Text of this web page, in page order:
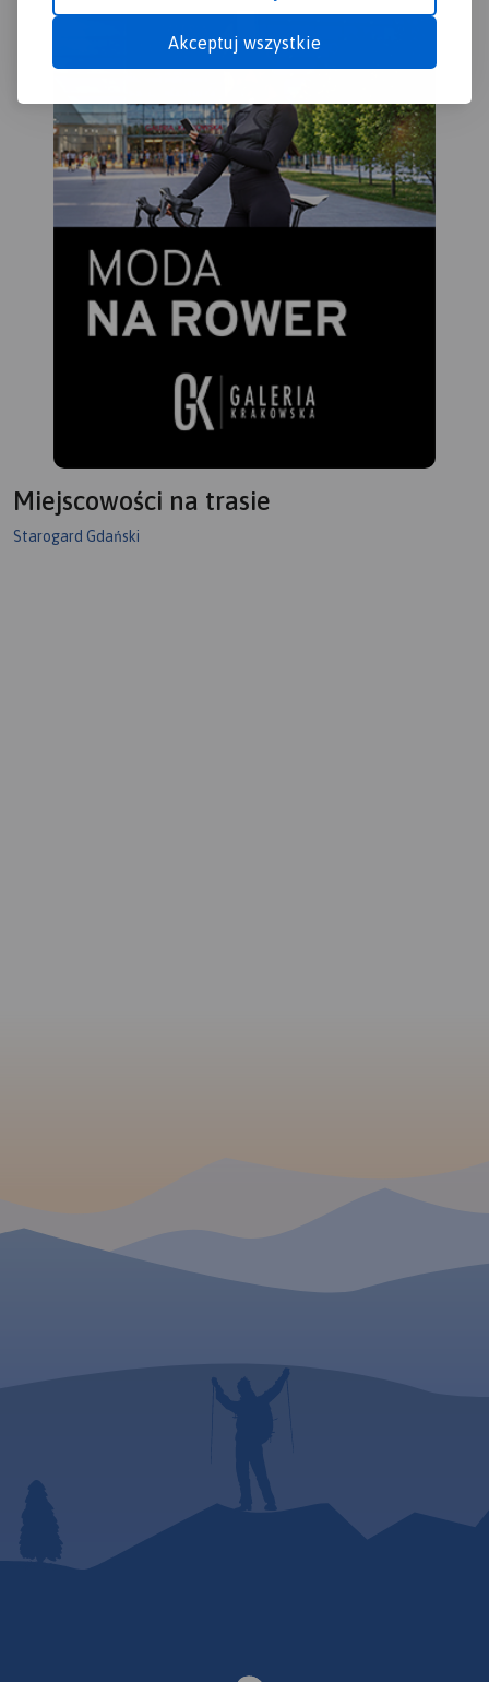
Akceptuj wszystkie
Kociewie zajmuje obszar
części świeckiego,
zamieszkany przez ok. 350
tys. mieszkańców. Część
mieszkańców regionu
Miejscowości na trasie
Starogard Gdański